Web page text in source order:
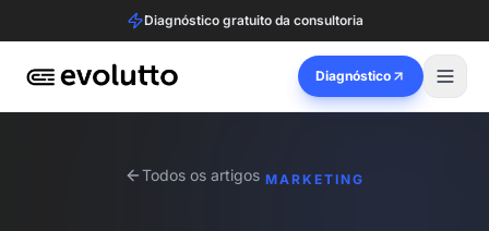
Diagnóstico gratuito da consultoria
Diagnóstico
Todos os artigos MARKETING